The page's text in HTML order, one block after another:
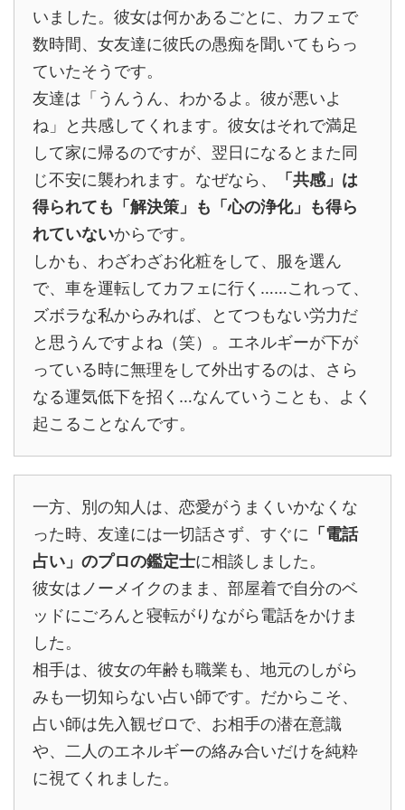
いました。彼女は何かあるごとに、カフェで
数時間、女友達に彼氏の愚痴を聞いてもらっ
ていたそうです。
友達は「うんうん、わかるよ。彼が悪いよ
ね」と共感してくれます。彼女はそれで満足
して家に帰るのですが、翌日になるとまた同
じ不安に襲われます。なぜなら、
「共感」は
得られても「解決策」も「心の浄化」も得ら
れていないからです。
しかも、わざわざお化粧をして、服を選ん
で、車を運転してカフェに行く……これって、
ズボラな私からみれば、とてつもない労力だ
と思うんですよね（笑）。エネルギーが下が
っている時に無理をして外出するのは、さら
なる運気低下を招く…なんていうことも、よく
起こることなんです。
一方、別の知人は、恋愛がうまくいかなくな
った時、友達には一切話さず、すぐに 「電話
占い」のプロの鑑定士に相談しました。
彼女はノーメイクのまま、部屋着で自分のベ
ッドにごろんと寝転がりながら電話をかけま
した。
相手は、彼女の年齢も職業も、地元のしがら
みも一切知らない占い師です。だからこそ、
占い師は先入観ゼロで、お相手の潜在意識
や、二人のエネルギーの絡み合いだけを純粋
に視てくれました。